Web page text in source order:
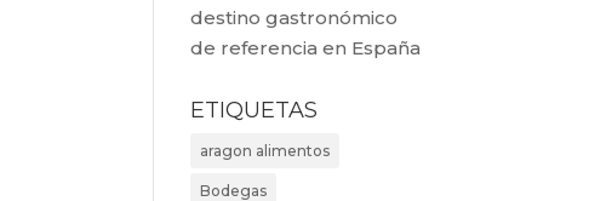
destino gastronómico
de referencia en España
ETIQUETAS
aragon alimentos
Bodegas